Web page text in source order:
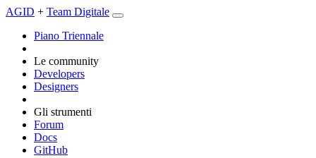
AGID + Team Digitale
Piano Triennale
Le community
Developers
Designers
Gli strumenti
Forum
Docs
GitHub